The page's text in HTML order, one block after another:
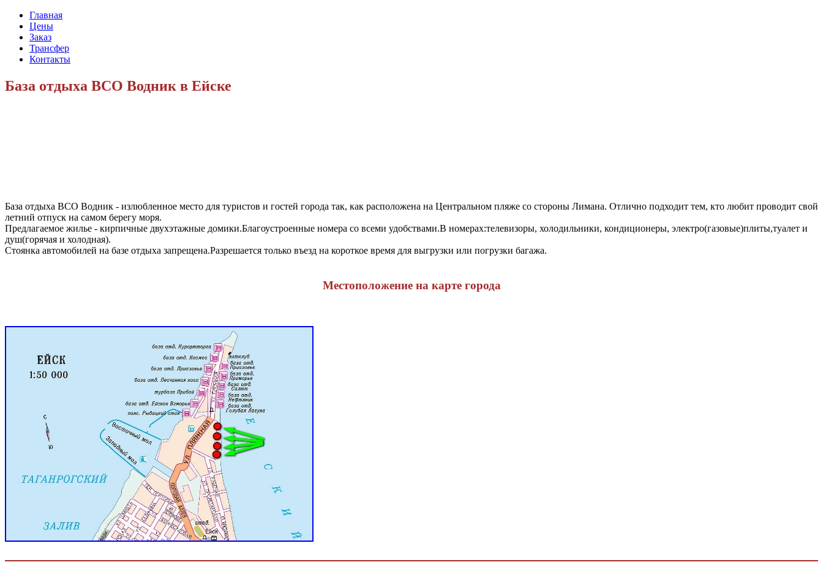
Главная
Цены
Заказ
Трансфер
Контакты
База отдыха ВСО Водник в Ейске
База отдыха ВСО Водник - излюбленное место для туристов и гостей города так, как расположена на Центральном пляже со стороны Лимана. Отлично подходит тем, кто любит проводит свой
летний отпуск на самом берегу моря.
Предлагаемое жилье - кирпичные двухэтажные домики.Благоустроенные номера со всеми удобствами.В номерах:телевизоры, холодильники, кондиционеры, электро(газовые)плиты,туалет и
душ(горячая и холодная).
Стоянка автомобилей на базе отдыха запрещена.Разрешается только въезд на короткое время для выгрузки или погрузки багажа.
Местоположение на карте города